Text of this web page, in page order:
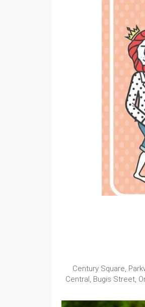
Century Square,
Central, Bugis Street,